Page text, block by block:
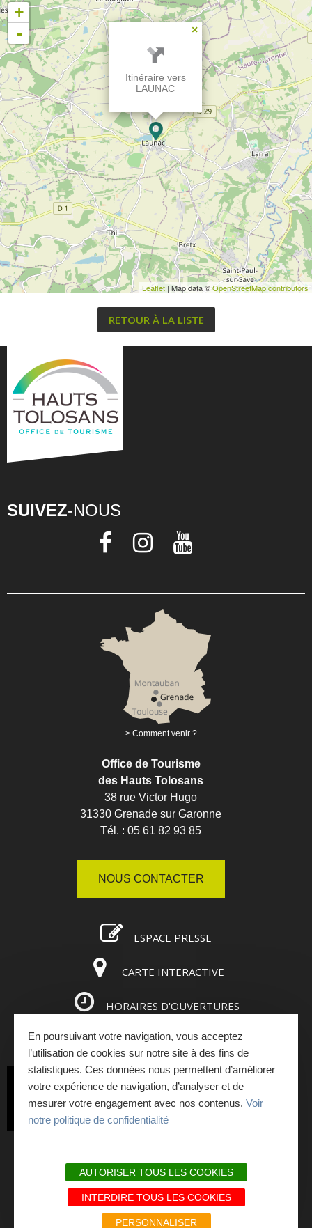
×
Itinéraire vers
LAUNAC
+
-
Leaflet | Map data ©OpenStreetMap contributors
RETOUR À LA LISTE
SUIVEZ-NOUS
Comment venir ?
Office de Tourisme
des Hauts Tolosans
38 rue Victor Hugo
31330 Grenade sur Garonne
Tél. : 05 61 82 93 85
NOUS CONTACTER
ESPACE PRESSE
CARTE INTERACTIVE
HORAIRES D'OUVERTURES
ESPACE PRO
INSCRIVEZ-VOUS
À LA NEWSLETTER
PLAN DU SITE
MENTIONS LÉGALES ET RGPD
NOS ENGAGEMENTS QUALITÉ
LIENS PARTENAIRES
En poursuivant votre navigation, vous acceptez
l’utilisation de cookies sur notre site à des fins de
statistiques. Ces données nous permettent d’améliorer
votre expérience de navigation, d’analyser et de
mesurer votre engagement avec nos contenus. Voir
notre politique de confidentialité
AUTORISER TOUS LES COOKIES
INTERDIRE TOUS LES COOKIES
PERSONNALISER